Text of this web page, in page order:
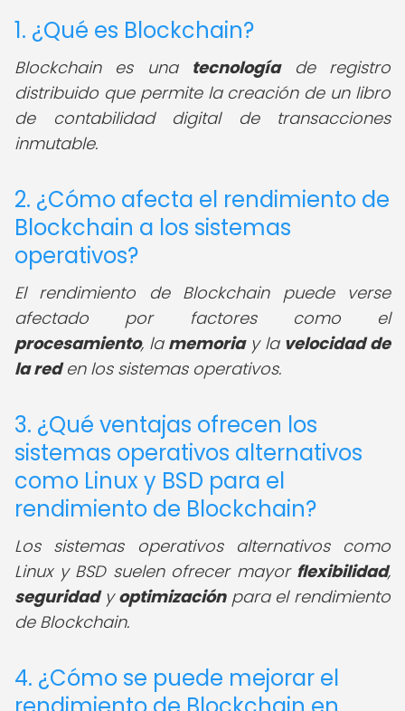
1. ¿Qué es Blockchain?
Blockchain es una tecnologíade registro
distribuido que permite la creación de un libro
de contabilidad digital de transacciones
inmutable.
2. ¿Cómo afecta el rendimiento de
Blockchain a los sistemas
operativos?
El rendimiento de Blockchain puede verse
afectado por factores como el
procesamiento, la memoriay la velocidad de
la reden los sistemas operativos.
3. ¿Qué ventajas ofrecen los
sistemas operativos alternativos
como Linux y BSD para el
rendimiento de Blockchain?
Los sistemas operativos alternativos como
Linux y BSD suelen ofrecer mayor flexibilidad,
seguridadyoptimizaciónpara el rendimiento
de Blockchain.
4. ¿Cómo se puede mejorar el